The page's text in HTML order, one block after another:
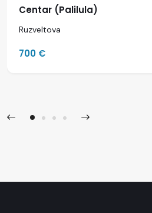
Centar (Palilula)
Ruzveltova
700 €